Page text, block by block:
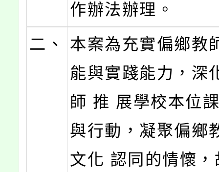
作辦法辦理。
二、
本案為充實偏鄉教
能與實踐能力，深
師 推 展學校本位
與行動，凝聚偏鄉
文化 認同的情懷